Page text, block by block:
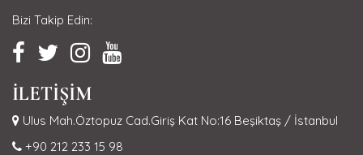
Bizi Takip Edin:
İLETİŞİM
Ulus Mah.Öztopuz Cad.Giriş Kat No:16 Beşiktaş / İstanbul
+90 212 233 15 98